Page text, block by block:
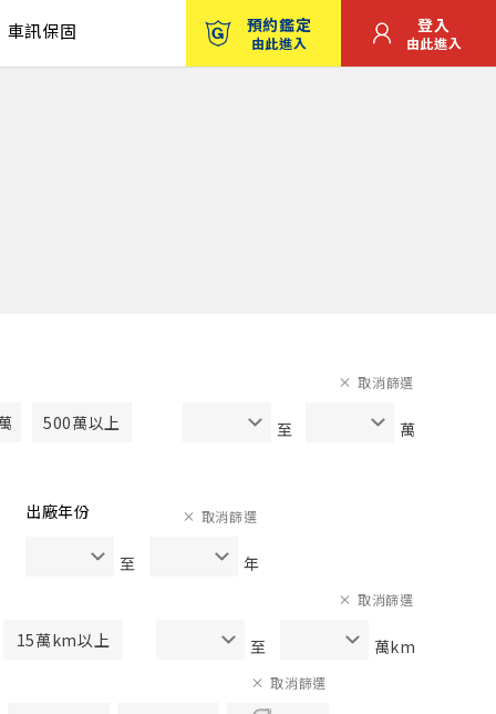
車訊保固 預約鑑定
由此進入
登入
由此進入
500萬以上 至 萬
取消篩選
出廠年份
至 年
取消篩選
15萬km以上 至 萬km
取消篩選
取消篩選